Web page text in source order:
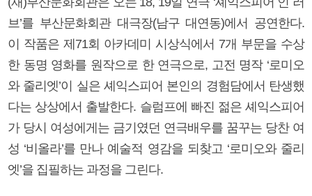
브’를 부산문화회관 대극장(남구 대연동)에서 공연한다.
이 작품은 제71회 아카데미 시상식에서 7개 부문을 수상
한 동명 영화를 원작으로 한 연극으로, 고전 명작 ‘로미오
와 줄리엣’이 실은 셰익스피어 본인의 경험담에서 탄생했
다는 상상에서 출발한다. 슬럼프에 빠진 젊은 셰익스피어
가 당시 여성에게는 금기였던 연극배우를 꿈꾸는 당찬 여
성 ‘비올라’를 만나 예술적 영감을 되찾고 ‘로미오와 줄리
엣’을 집필하는 과정을 그린다.